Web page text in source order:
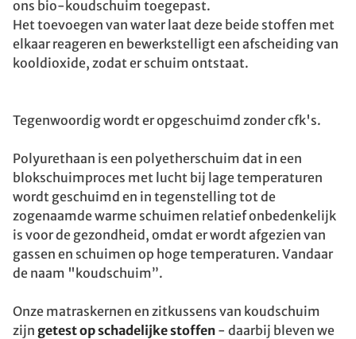
ons bio-koudschuim toegepast.
Het toevoegen van water laat deze beide stoffen met
elkaar reageren en bewerkstelligt een afscheiding van
kooldioxide, zodat er schuim ontstaat.
Tegenwoordig wordt er opgeschuimd zonder cfk's.
Polyurethaan is een polyetherschuim dat in een
blokschuimproces met lucht bij lage temperaturen
wordt geschuimd en in tegenstelling tot de
zogenaamde warme schuimen relatief onbedenkelijk
is voor de gezondheid, omdat er wordt afgezien van
gassen en schuimen op hoge temperaturen. Vandaar
de naam "koudschuim”.
Onze matraskernen en zitkussens van koudschuim
zijn getest op schadelijke stoffen - daarbij bleven we